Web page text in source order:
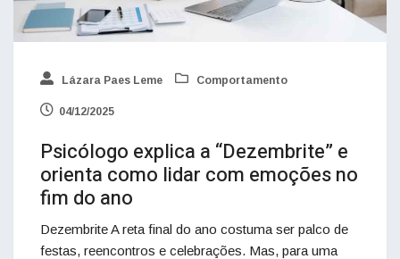
Lázara Paes Leme Comportamento
04/12/2025
Psicólogo explica a “Dezembrite” e
orienta como lidar com emoções no
fim do ano
Dezembrite A reta final do ano costuma ser palco de
festas, reencontros e celebrações. Mas, para uma